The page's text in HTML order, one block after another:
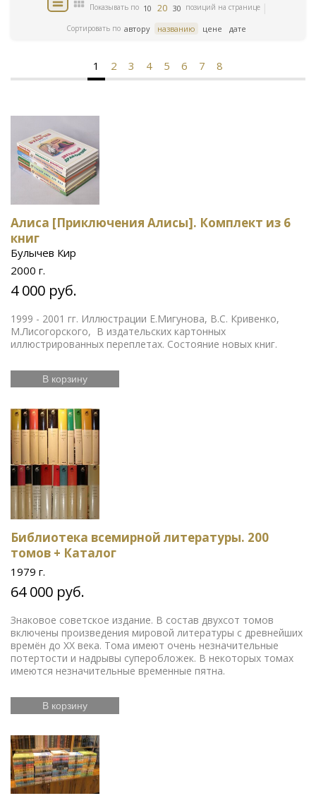
Показывать по 10 20 30 позиций на странице
Сортировать по автору названию цене дате
1 2 3 4 5 6 7 8
Алиса [Приключения Алисы]. Комплект из 6
книг
Булычев Кир
2000 г.
4 000 руб.
1999 - 2001 гг. Иллюстрации Е.Мигунова, В.С. Кривенко,
М.Лисогорского, В издательских картонных
иллюстрированных переплетах. Состояние новых книг.
В корзину
Библиотека всемирной литературы. 200
томов + Каталог
1979 г.
64 000 руб.
Знаковое советское издание. В состав двухсот томов
включены произведения мировой литературы с древнейших
времён до XX века. Тома имеют очень незначительные
потертости и надрывы суперобложек. В некоторых томах
имеются незначительные временные пятна.
В корзину